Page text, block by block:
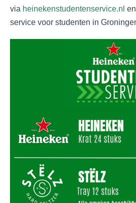
via heinekenstudentenservice.nl
service voor studenten in